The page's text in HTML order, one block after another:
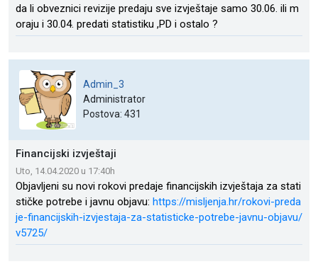
da li obveznici revizije predaju sve izvještaje samo 30.06. ili m
oraju i 30.04. predati statistiku ,PD i ostalo ?
Admin_3
Administrator
Postova: 431
Financijski izvještaji
Uto, 14.04.2020 u 17:40h
Objavljeni su novi rokovi predaje financijskih izvještaja za stati
stičke potrebe i javnu objavu: https://misljenja.hr/rokovi-preda
je-financijskih-izvjestaja-za-statisticke-potrebe-javnu-objavu/
v5725/